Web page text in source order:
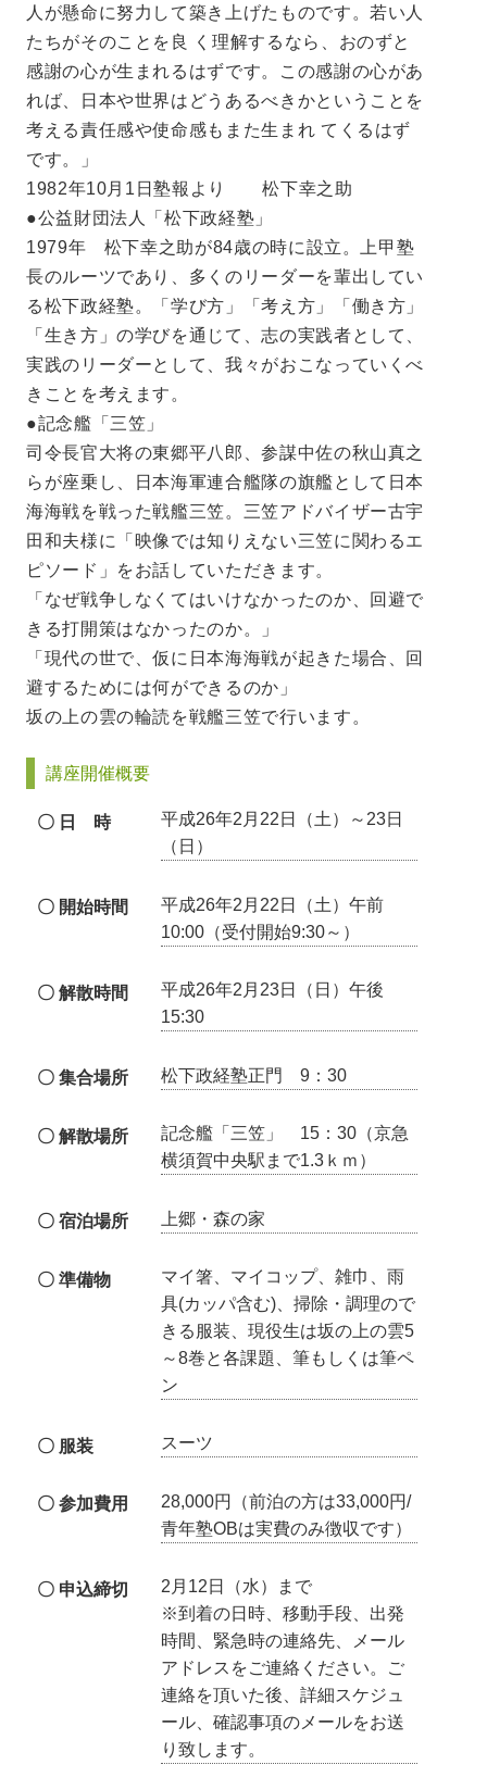
人が懸命に努力して築き上げたものです。若い人
たちがそのことを良 く理解するなら、おのずと
感謝の心が生まれるはずです。この感謝の心があ
れば、日本や世界はどうあるべきかということを
考える責任感や使命感もまた生まれ てくるはず
です。」
1982年10月1日塾報より 松下幸之助
●公益財団法人「松下政経塾」
1979年 松下幸之助が84歳の時に設立。上甲塾
長のルーツであり、多くのリーダーを輩出してい
る松下政経塾。「学び方」「考え方」「働き方」
「生き方」の学びを通じて、志の実践者として、
実践のリーダーとして、我々がおこなっていくべ
きことを考えます。
●記念艦「三笠」
司令長官大将の東郷平八郎、参謀中佐の秋山真之
らが座乗し、日本海軍連合艦隊の旗艦として日本
海海戦を戦った戦艦三笠。三笠アドバイザー古宇
田和夫様に「映像では知りえない三笠に関わるエ
ピソード」をお話していただきます。
「なぜ戦争しなくてはいけなかったのか、回避で
きる打開策はなかったのか。」
「現代の世で、仮に日本海海戦が起きた場合、回
避するためには何ができるのか」
坂の上の雲の輪読を戦艦三笠で行います。
講座開催概要
〇 日 時
平成26年2月22日（土）～23日
（日）
〇 開始時間
平成26年2月22日（土）午前
10:00（受付開始9:30～）
〇 解散時間
平成26年2月23日（日）午後
15:30
〇 集合場所 松下政経塾正門 9：30
〇 解散場所
記念艦「三笠」 15：30（京急
横須賀中央駅まで1.3ｋｍ）
〇 宿泊場所 上郷・森の家
〇 準備物
マイ箸、マイコップ、雑巾、雨
具(カッパ含む)、掃除・調理ので
きる服装、現役生は坂の上の雲5
～8巻と各課題、筆もしくは筆ペ
ン
〇 服装 スーツ
〇 参加費用
28,000円（前泊の方は33,000円/
青年塾OBは実費のみ徴収です）
〇 申込締切
2月12日（水）まで
※到着の日時、移動手段、出発
時間、緊急時の連絡先、メール
アドレスをご連絡ください。ご
連絡を頂いた後、詳細スケジュ
ール、確認事項のメールをお送
り致します。